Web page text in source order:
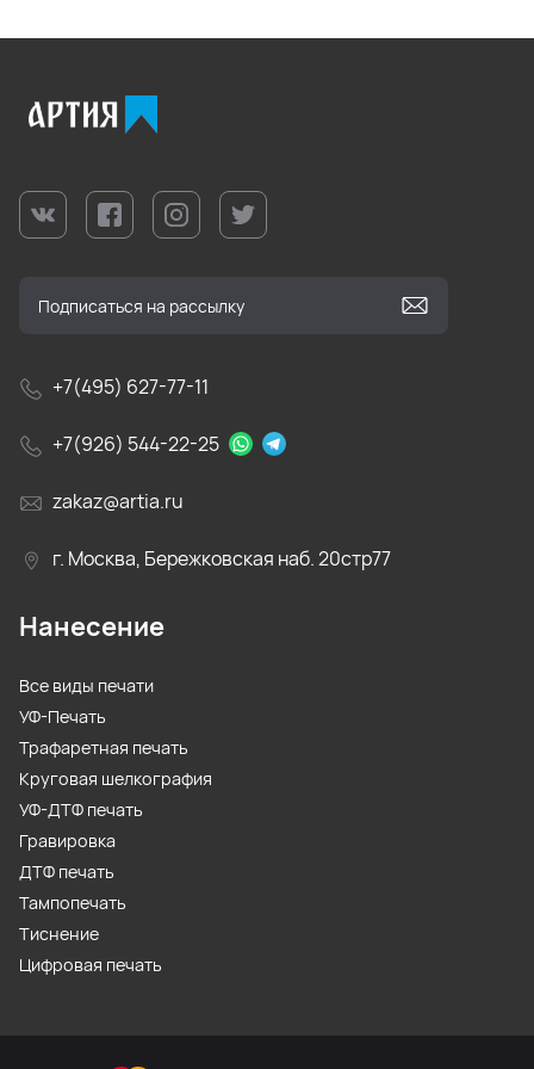
+7(495) 627-77-11
+7(926) 544-22-25
zakaz@artia.ru
г. Москва, Бережковская наб. 20стр77
Нанесение
Все виды печати
УФ-Печать
Трафаретная печать
Круговая шелкография
УФ-ДТФ печать
Гравировка
ДТФ печать
Тампопечать
Тиснение
Цифровая печать